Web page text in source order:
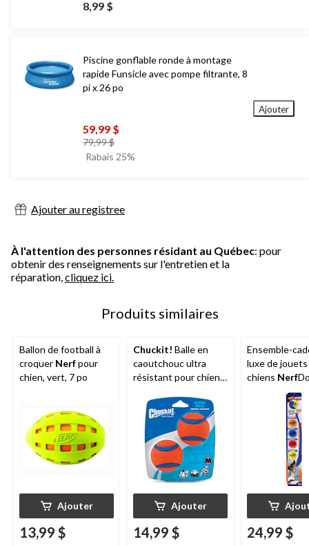
8,99 $
Piscine gonflable ronde à montage
rapide Funsicle avec pompe filtrante, 8
pi x 26 po
59,99 $
79,99 $prix
était
Rabais 25%
Ajouter
Ajouter au registree
À l'attention des personnes résidant au Québec: pour
obtenir des renseignements sur l'entretien et la
réparation,cliquez ici.
Produits similaires
Ballon de football à
croquer Nerfpour
chien, vert, 7 po
Ajouter
13,99 $
Chuckit! Balle en
caoutchouc ultra
résistant pour chiens,
Ajouter
14,99 $
Ensemble-
luxe de
chiens Nerf
lanceur et
24,99 $